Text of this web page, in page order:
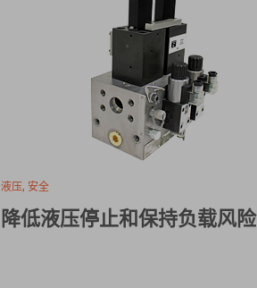
液压, 安全
降低液压停止和保持负载风险